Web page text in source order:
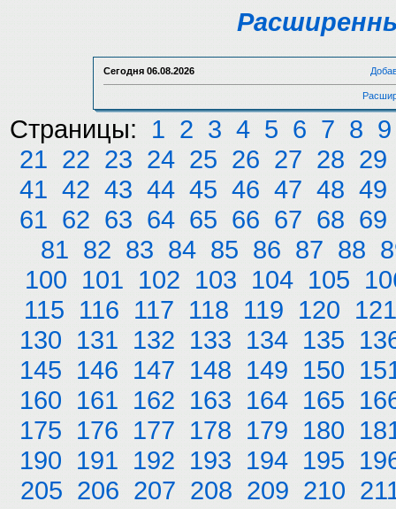
Сегодня 06.08.2026
Страницы: 1 2 3 4 5 6 7 8 9
21 22 23 24 25 26 27 28 29
41 42 43 44 45 46 47 48 49
61 62 63 64 65 66 67 68 69
81 82 83 84 85 86 87 88
100 101 102 103 104 105
115 116 117 118 119 120 121
130 131 132 133 134 135
145 146 147 148 149 150
160 161 162 163 164 165
175 176 177 178 179 180
190 191 192 193 194 195
205 206 207 208 209 210